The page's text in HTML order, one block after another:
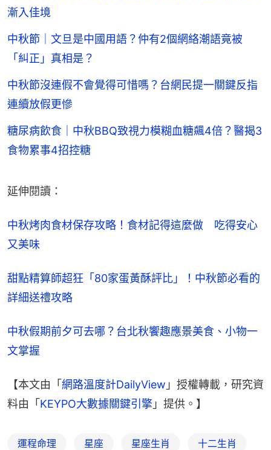
漸入佳境
中秋節｜文旦是中國用語？仲有2個網絡潮語竟被
「糾正」真相是？
中秋節沒連假不會覺得可惜嗎？台網民提一關鍵反指
連續放假更慘
糖尿病飲食｜中秋BBQ致視力模糊血糖飆4倍？醫揭3
食物累事4招控糖
延伸閱讀：
中秋烤肉食材保存攻略！食材記得這麼做　吃得安心
又美味
甜點精算師超狂「80家蛋黃酥評比」！中秋節必看的
詳細送禮攻略
中秋假期前夕可去哪？台北秋饗趣應景美食、小物一
文掌握
【本文由「網路溫度計DailyView 」授權轉載，研究資
料由「KEYPO大數據關鍵引擎 」提供。】
運程命理 星座 星座生肖 十二生肖